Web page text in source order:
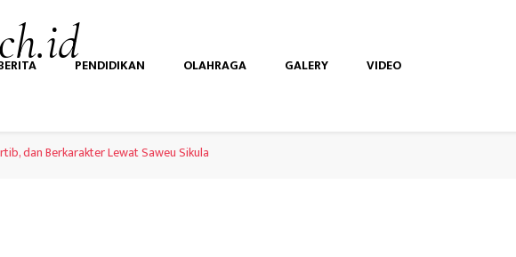
PENDIDIKAN OLAHRAGA GALERY VIDEO
dan Berkarakter Lewat Saweu Sikula